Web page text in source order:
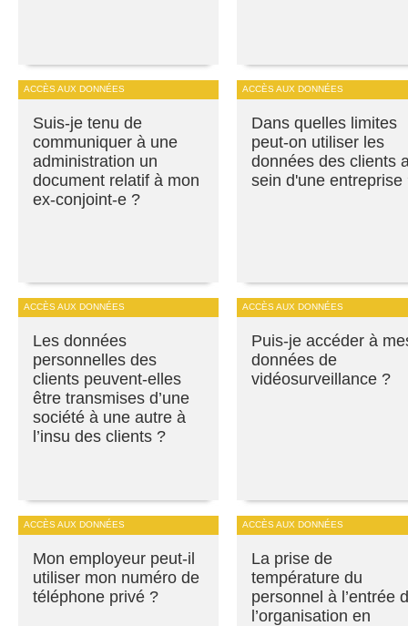
ACCÈS AUX DONNÉES
Suis-je tenu de
communiquer à une
administration un
document relatif à mon
ex-conjoint-e ?
ACCÈS AUX DONNÉES
Dans quelles limites
peut-on utiliser les
données des clients
sein d'une entreprise
ACCÈS AUX DONNÉES
Les données
personnelles des
clients peuvent-elles
être transmises d’une
société à une autre à
l’insu des clients ?
ACCÈS AUX DONNÉES
Puis-je accéder à
données de
vidéosurveillance ?
ACCÈS AUX DONNÉES
Mon employeur peut-il
utiliser mon numéro de
téléphone privé ?
ACCÈS AUX DONNÉES
La prise de
température du
personnel à l’entrée
l’organisation en